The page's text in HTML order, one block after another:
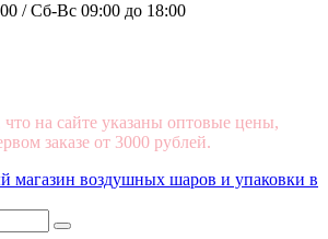
/Сб-Вс 09:00 до 18:00
на сайте указаны оптовые цены,
заказе от 3000 рублей.